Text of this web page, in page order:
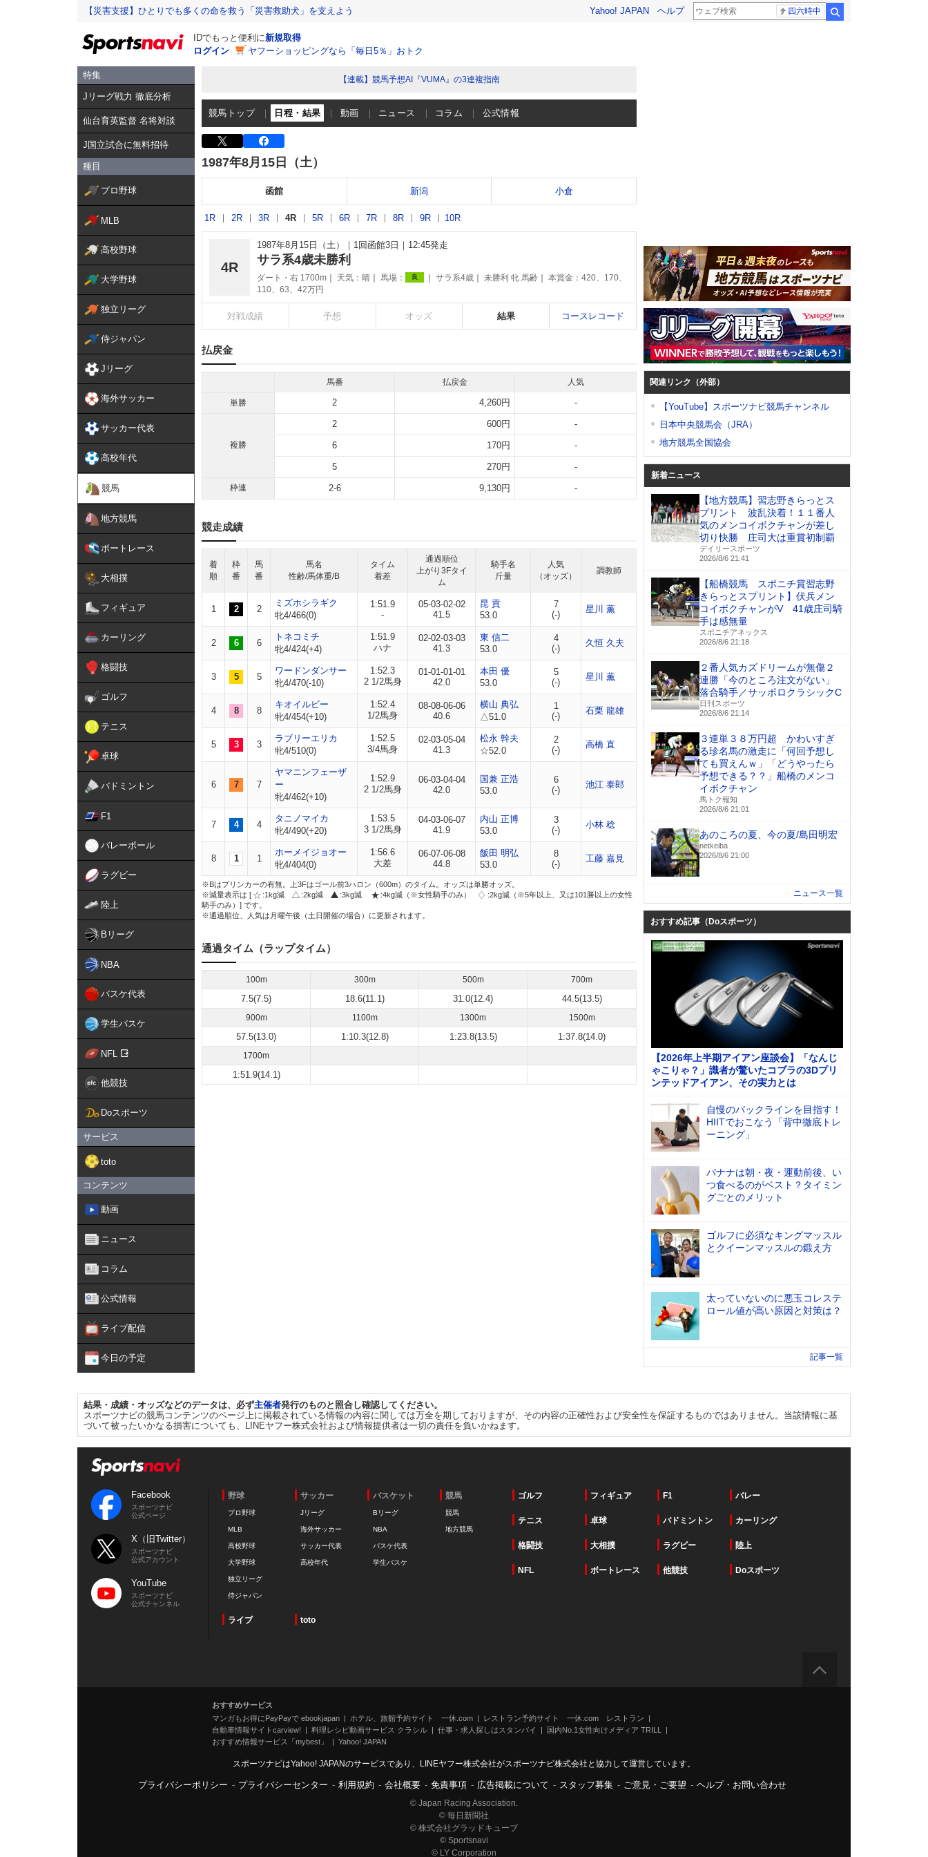
【災害支援】ひとりでも多くの命を救う「災害救助犬」を支えよう Yahoo! JAPAN ヘルプ 四六時中
IDでもっと便利に新規取得
ログイン
ヤフーショッピングなら「毎日5％」おトク
特集
Jリーグ戦力 徹底分析
仙台育英監督 名将対談
J国立試合に無料招待
種目
プロ野球
MLB
高校野球
大学野球
独立リーグ
侍ジャパン
Jリーグ
海外サッカー
サッカー代表
高校年代
競馬
地方競馬
ボートレース
大相撲
フィギュア
カーリング
格闘技
ゴルフ
テニス
卓球
バドミントン
F1
バレーボール
ラグビー
陸上
Bリーグ
NBA
バスケ代表
学生バスケ
NFL
他競技
Doスポーツ
サービス
toto
コンテンツ
動画
ニュース
コラム
公式情報
ライブ配信
今日の予定
【連載】競馬予想AI『VUMA』の3連複指南
競馬トップ 日程・結果 動画 ニュース コラム 公式情報
1987年8月15日（土）
函館 新潟 小倉
1R 2R 3R 4R 5R 6R 7R 8R 9R 10R
4R
1987年8月15日（土） 1回函館3日 12:45発走
サラ系4歳未勝利
ダート・右 1700m 天気： 晴 馬場： 良 サラ系4歳 未勝利 牝 馬齢
本賞金：420、170、
110、63、42万円
対戦成績 予想 オッズ 結果 コースレコード
払戻金
馬番 払戻金 人気
単勝 2 4,260円 -
複勝
2 600円 -
6 170円 -
5 270円 -
枠連 2-6 9,130円 -
競走成績
着
順
枠
番
馬
番
馬名
性齢/馬体重/B
タイム
着差
通過順位
上がり3Fタイ
ム
騎手名
斤量
人気
（オッズ）
調教師
1 2 2
ミズホシラギク
牝4/466(0)
1:51.9
-
05-03-02-02
41.5
昆 貢
53.0
7
(-)
星川 薫
2 6 6
トネコミチ
牝4/424(+4)
1:51.9
ハナ
02-02-03-03
41.3
東 信二
53.0
4
(-)
久恒 久夫
3 5 5
ワードンダンサー
牝4/470(-10)
1:52.3
2 1/2馬身
01-01-01-01
42.0
本田 優
53.0
5
(-)
星川 薫
4 8 8
キオイルビー
牝4/454(+10)
1:52.4
1/2馬身
08-08-06-06
40.6
横山 典弘
△51.0
1
(-)
石栗 龍雄
5 3 3
ラブリーエリカ
牝4/510(0)
1:52.5
3/4馬身
02-03-05-04
41.3
松永 幹夫
☆52.0
2
(-)
高橋 直
6 7 7
ヤマニンフェーザ
ー
牝4/462(+10)
1:52.9
2 1/2馬身
06-03-04-04
42.0
国兼 正浩
53.0
6
(-)
池江 泰郎
7 4 4
タニノマイカ
牝4/490(+20)
1:53.5
3 1/2馬身
04-03-06-07
41.9
内山 正博
53.0
3
(-)
小林 稔
8 1 1
ホーメイジョオー
牝4/404(0)
1:56.6
大差
06-07-06-08
44.8
飯田 明弘
53.0
8
(-)
工藤 嘉見
※Bはブリンカーの有無。上3Fはゴール前3ハロン（600m）のタイム。オッズは単勝オッズ。
※減量表示は [
:1kg減 :2kg減 :3kg減 :4kg減（※女性騎手のみ）
:2kg減（※5年以上、又は101勝以上の女性
騎手のみ）] です。
※通過順位、人気は月曜午後（土日開催の場合）に更新されます。
通過タイム（ラップタイム）
100m 300m 500m 700m
7.5(7.5) 18.6(11.1) 31.0(12.4) 44.5(13.5)
900m 1100m 1300m 1500m
57.5(13.0) 1:10.3(12.8) 1:23.8(13.5) 1:37.8(14.0)
1700m
1:51.9(14.1)
関連リンク（外部）
【YouTube】スポーツナビ競馬チャンネル
日本中央競馬会（JRA）
地方競馬全国協会
新着ニュース
【地方競馬】習志野きらっとス
プリント 波乱決着！１１番人
気のメンコイボクチャンが差し
切り快勝 庄司大は重賞初制覇
デイリースポーツ
2026/8/6 21:41
【船橋競馬 スポニチ賞習志野
きらっとスプリント】伏兵メン
コイボクチャンがV 41歳庄司騎
手は感無量
スポニチアネックス
2026/8/6 21:18
２番人気カズドリームが無傷２
連勝「今のところ注文がない」
落合騎手／サッポロクラシックC
日刊スポーツ
2026/8/6 21:14
３連単３８万円超 かわいすぎ
る珍名馬の激走に「何回予想し
ても買えんｗ」「どうやったら
予想できる？？」船橋のメンコ
イボクチャン
馬トク報知
2026/8/6 21:01
あのころの夏、今の夏/島田明宏
netkeiba
2026/8/6 21:00
ニュース一覧
おすすめ記事（Doスポーツ）
【2026年上半期アイアン座談会】「なんじ
ゃこりゃ？」識者が驚いたコブラの3Dプリ
ンテッドアイアン、その実力とは
自慢のバックラインを目指す！
HIITでおこなう「背中徹底トレ
ーニング」
バナナは朝・夜・運動前後、い
つ食べるのがベスト？タイミン
グごとのメリット
ゴルフに必須なキングマッスル
とクイーンマッスルの鍛え方
太っていないのに悪玉コレステ
ロール値が高い原因と対策は？
記事一覧
結果・成績・オッズなどのデータは、必ず主催者発行のものと照合し確認してください。
スポーツナビの競馬コンテンツのページ上に掲載されている情報の内容に関しては万全を期しておりますが、その内容の正確性および安全性を保証するものではありません。当該情報に基
づいて被ったいかなる損害についても、LINEヤフー株式会社および情報提供者は一切の責任を負いかねます。
Facebook
スポーツナビ
公式ページ
X（旧Twitter）
スポーツナビ
公式アカウント
YouTube
スポーツナビ
公式チャンネル
野球
プロ野球
MLB
高校野球
大学野球
独立リーグ
侍ジャパン
サッカー
Jリーグ
海外サッカー
サッカー代表
高校年代
バスケット
Bリーグ
NBA
バスケ代表
学生バスケ
競馬
競馬
地方競馬
ゴルフ フィギュア F1 バレー
テニス 卓球 バドミントン カーリング
格闘技 大相撲 ラグビー 陸上
NFL ボートレース 他競技 Doスポーツ
ライブ toto
おすすめサービス
マンガもお得にPayPayで ebookjapan
ホテル、旅館予約サイト 一休.com
レストラン予約サイト 一休.com レストラン
自動車情報サイトcarview!
料理レシピ動画サービス クラシル 仕事・求人探しはスタンバイ
国内No.1女性向けメディア TRILL
おすすめ情報サービス「mybest」
Yahoo! JAPAN
スポーツナビはYahoo! JAPANのサービスであり、LINEヤフー株式会社がスポーツナビ株式会社と協力して運営しています。
プライバシーポリシー - プライバシーセンター - 利用規約 - 会社概要 - 免責事項 - 広告掲載について - スタッフ募集 - ご意見・ご要望 - ヘルプ・お問い合わせ
© Japan Racing Association.
© 毎日新聞社
© 株式会社グラッドキューブ
© Sportsnavi
© LY Corporation